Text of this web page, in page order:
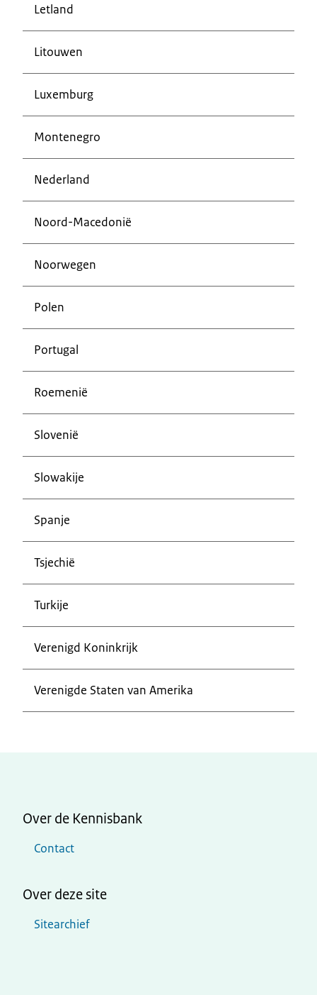
Letland
Litouwen
Luxemburg
Montenegro
Nederland
Noord-Macedonië
Noorwegen
Polen
Portugal
Roemenië
Slovenië
Slowakije
Spanje
Tsjechië
Turkije
Verenigd Koninkrijk
Verenigde Staten van Amerika
Over de Kennisbank
Contact
Over deze site
Sitearchief